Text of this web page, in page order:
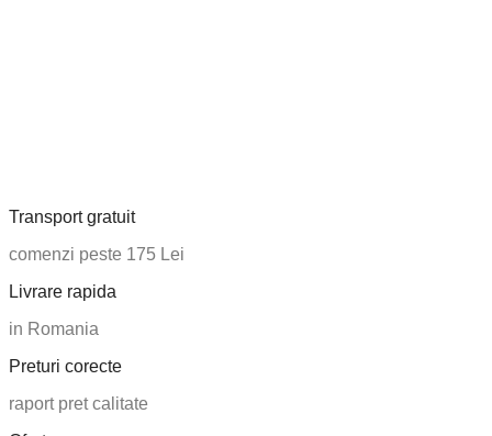
Transport gratuit
comenzi peste 175 Lei
Livrare rapida
in Romania
Preturi corecte
raport pret calitate